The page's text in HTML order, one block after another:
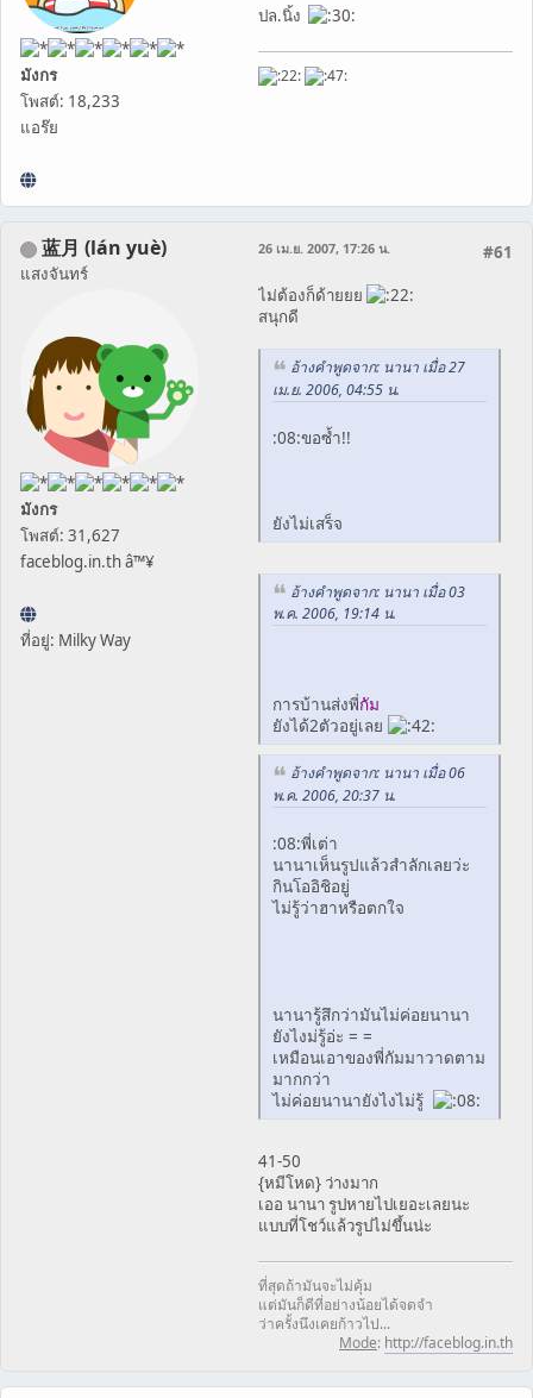
มังกร
โพสต์: 18,233
แอร๊ย
ปล.นิ้ง
蓝月 (lán yuè)
แสงจันทร์
มังกร
โพสต์: 31,627
faceblog.in.th â™¥
ที่อยู่: Milky Way
#61
26 เม.ย. 2007, 17:26 น.
ไม่ต้องก็ด้ายยย
สนุกดี
อ้างคำพูดจาก: นานา เมื่อ 27
เม.ย. 2006, 04:55 น.
:08:ขอซ้ำ!!
ยังไม่เสร็จ
อ้างคำพูดจาก: นานา เมื่อ 03
พ.ค. 2006, 19:14 น.
การบ้านส่งพี่กัม
ยังได้2ตัวอยู่เลย
อ้างคำพูดจาก: นานา เมื่อ 06
พ.ค. 2006, 20:37 น.
:08:พี่เต่า
นานาเห็นรูปแล้วสำลักเลยว่ะ
กินโออิชิอยู่
ไม่รู้ว่าฮาหรือตกใจ
นานารู้สึกว่ามันไม่ค่อยนานา
ยังไงม่รู้อ่ะ = =
เหมือนเอาของพี่กัมมาวาดตาม
มากกว่า
ไม่ค่อยนานายังไงไม่รู้
41-50
{หมีโหด} ว่างมาก
เออ นานา รูปหายไปเยอะเลยนะ
แบบที่โชว์แล้วรูปไม่ขึ้นน่ะ
ที่สุดถ้ามันจะไม่คุ้ม
แต่มันก็ดีที่อย่างน้อยได้จดจำ
ว่าครั้งนึงเคยก้าวไป...
Mode: http://faceblog.in.th